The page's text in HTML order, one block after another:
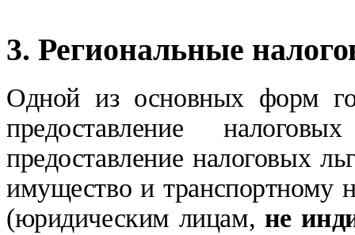
3. Региональные
Одной из основных форм
предоставление
предоставление налоговых
имущество и транспортному
(юридическим лицам, не